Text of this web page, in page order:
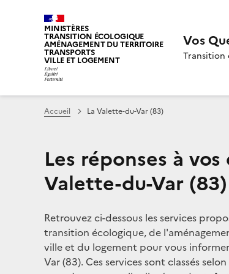
MINISTÈRES
TRANSITION ÉCOLOGIQUE
AMÉNAGEMENT DU TERRITOIRE
TRANSPORTS
VILLE ET LOGEMENT
Vos
Transition
Accueil La Valette-du-Var (83)
Les réponses à
Valette-du-Var (83)
Retrouvez ci-dessous les services
transition écologique, de
ville et du logement pour vous
Var (83). Ces services sont classés